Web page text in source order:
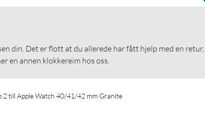
din. Det er flott at du allerede har fått hjelp med en retur,
en annen klokkereim hos oss.
2 till Apple Watch 40/41/42 mm Granite